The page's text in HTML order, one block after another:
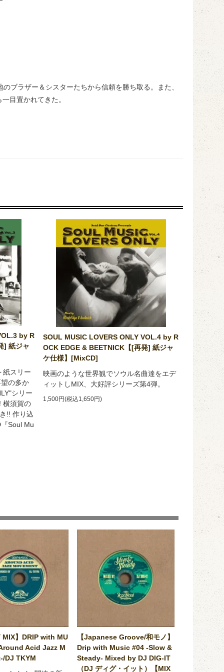
ブラザー＆シスターたちから信頼を勝ち取る。また、
目置かれてきた。
by R
] 紙ジャ
紙スリー
の多か
シリー
横須賀の
!! 作り込
Soul Mu
SOUL MUSIC LOVERS ONLY VOL.4 by R
OCK EDGE & BEETNICK【[再発] 紙ジャ
ケ仕様】[MixCD]
映画のような世界観でソウル名曲達をエデ
ィットしMIX、大好評シリーズ第4弾。
1,500円(税込1,650円)
MIX】DRIP with MU
Acid Jazz M
DJ TKYM
【Japanese Groove/和モノ】
Drip with Music #04 -Slow &
Steady- Mixed by DJ DIG-IT
（DJ ディグ・イット）【MIX